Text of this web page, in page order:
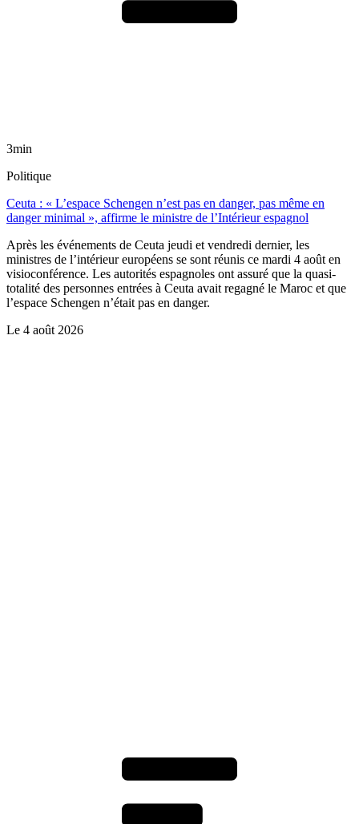
3min
Politique
Ceuta : « L’espace Schengen n’est pas en danger, pas même en
danger minimal », affirme le ministre de l’Intérieur espagnol
Après les événements de Ceuta jeudi et vendredi dernier, les
ministres de l’intérieur européens se sont réunis ce mardi 4 août en
visioconférence. Les autorités espagnoles ont assuré que la quasi-
totalité des personnes entrées à Ceuta avait regagné le Maroc et que
l’espace Schengen n’était pas en danger.
Le 4 août 2026